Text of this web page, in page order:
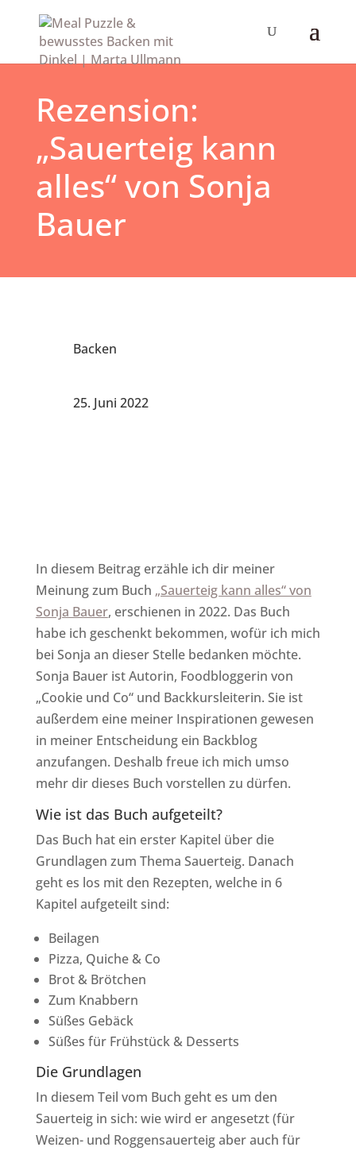
Rezension:
„Sauerteig kann
alles“ von Sonja
Bauer
Backen
25. Juni 2022
In diesem Beitrag erzähle ich dir meiner
Meinung zum Buch „Sauerteig kann alles“ von
Sonja Bauer, erschienen in 2022. Das Buch
habe ich geschenkt bekommen, wofür ich mich
bei Sonja an dieser Stelle bedanken möchte.
Sonja Bauer ist Autorin, Foodbloggerin von
„Cookie und Co“ und Backkursleiterin. Sie ist
außerdem eine meiner Inspirationen gewesen
in meiner Entscheidung ein Backblog
anzufangen. Deshalb freue ich mich umso
mehr dir dieses Buch vorstellen zu dürfen.
Wie ist das Buch aufgeteilt?
Das Buch hat ein erster Kapitel über die
Grundlagen zum Thema Sauerteig. Danach
geht es los mit den Rezepten, welche in 6
Kapitel aufgeteilt sind:
Beilagen
Pizza, Quiche & Co
Brot & Brötchen
Zum Knabbern
Süßes Gebäck
Süßes für Frühstück & Desserts
Die Grundlagen
In diesem Teil vom Buch geht es um den
Sauerteig in sich: wie wird er angesetzt (für
Weizen- und Roggensauerteig aber auch für